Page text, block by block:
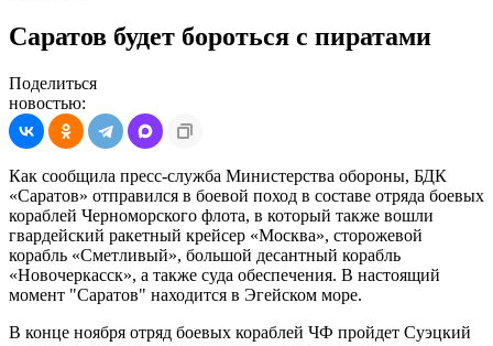
Саратов будет бороться с пиратами
Поделиться
новостью:
Как сообщила пресс-служба Министерства обороны, БДК
«Саратов» отправился в боевой поход в составе отряда боевых
кораблей Черноморского флота, в который также вошли
гвардейский ракетный крейсер «Москва», сторожевой
корабль «Сметливый», большой десантный корабль
«Новочеркасск», а также суда обеспечения. В настоящий
момент "Саратов" находится в Эгейском море.
В конце ноября отряд боевых кораблей ЧФ пройдет Суэцкий